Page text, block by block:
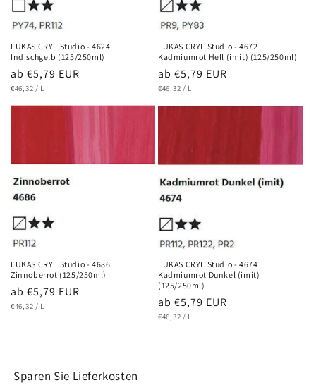
LUKAS CRYL Studio - 4624
Indischgelb (125/250ml)
Normaler
Preis
ab €5,79 EUR
GRUNDPREIS
€46,32 / PRO
L
LUKAS CRYL Studio - 4672
Kadmiumrot Hell (imit) (125/250ml)
Normaler
Preis
ab €5,79 EUR
GRUNDPREIS
€46,32 / PRO
L
LUKAS CRYL Studio - 4686
Zinnoberrot (125/250ml)
Normaler
Preis
ab €5,79 EUR
GRUNDPREIS
€46,32 / PRO
L
LUKAS CRYL Studio - 4674
Kadmiumrot Dunkel (imit)
(125/250ml)
Normaler
Preis
ab €5,79 EUR
GRUNDPREIS
€46,32 / PRO
L
Sparen Sie Lieferkosten